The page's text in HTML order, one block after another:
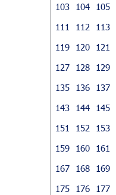
103
104 105
111
112 113
119
120 121
127
128 129
135
136 137
143
144 145
151
152 153
159
160 161
167
168 169
175
176 177